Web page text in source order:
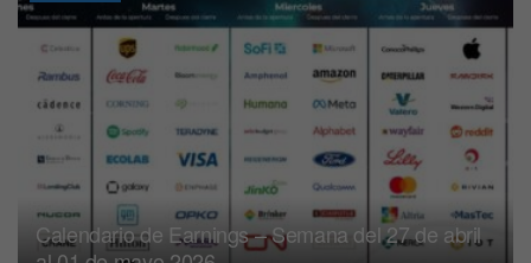
Calendario de Earnings – Semana del 27 de abril